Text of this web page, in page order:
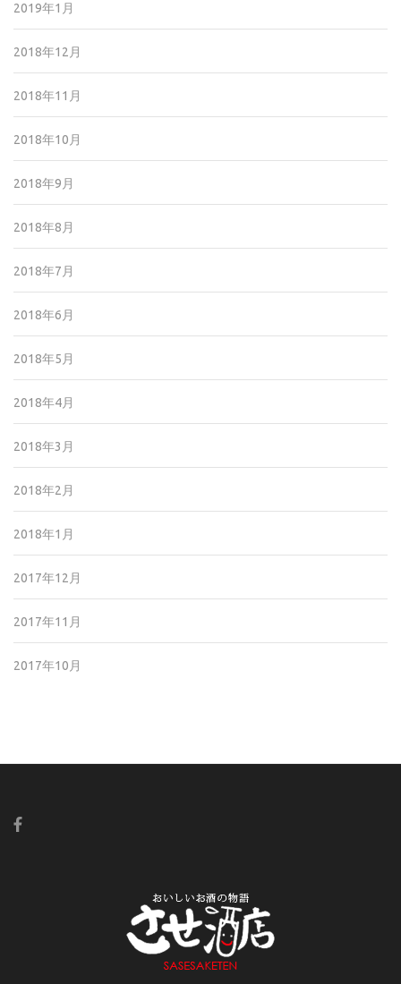
2019年1月
2018年12月
2018年11月
2018年10月
2018年9月
2018年8月
2018年7月
2018年6月
2018年5月
2018年4月
2018年3月
2018年2月
2018年1月
2017年12月
2017年11月
2017年10月